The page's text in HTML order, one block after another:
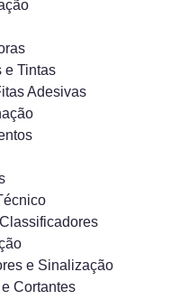
e Tintas
Adesivas
e Sinalização
Cortantes